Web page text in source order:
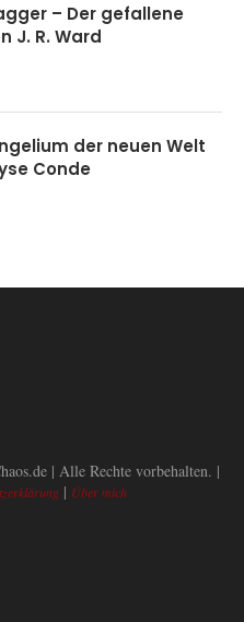
– Der gefallene
J. R. Ward
der neuen Welt
Conde
| Alle Rechte vorbehalten. |
| Über mich